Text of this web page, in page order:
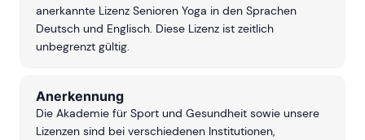
anerkannte Lizenz Senioren Yoga in den Sprachen
Deutsch und Englisch. Diese Lizenz ist zeitlich
unbegrenzt gültig.
Anerkennung
Die Akademie für Sport und Gesundheit sowie unsere
Lizenzen sind bei verschiedenen Institutionen,